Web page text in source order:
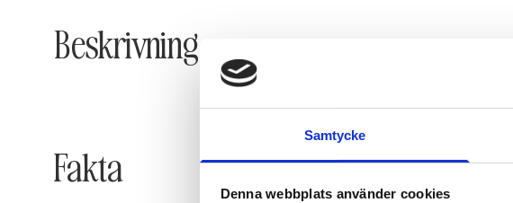
Samtycke
Denna webbplats använder cookies
Beskrivning
Fakta